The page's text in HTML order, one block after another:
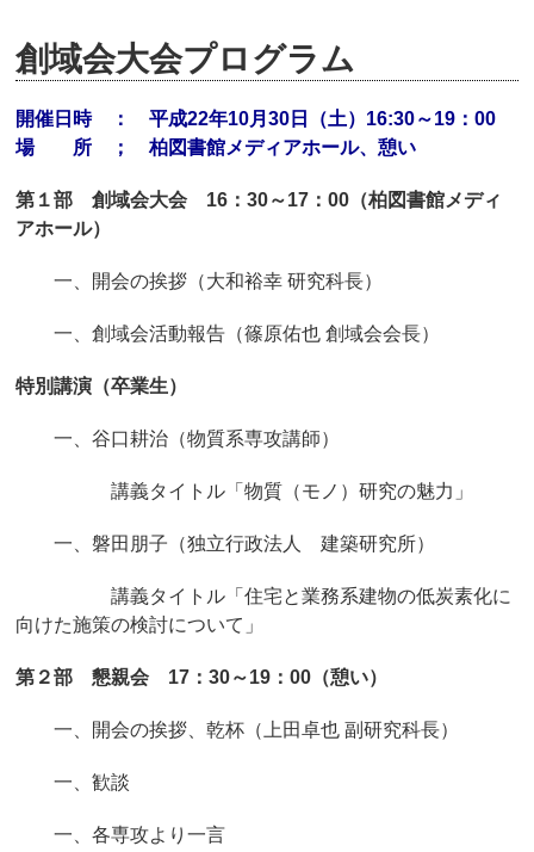
創域会大会プログラム
開催日時 ： 平成22年10月30日（土）16:30～19：00
場 所 ； 柏図書館メディアホール、憩い
第１部 創域会大会 16：30～17：00（柏図書館メディ
アホール）
一、開会の挨拶（大和裕幸 研究科長）
一、創域会活動報告（篠原佑也 創域会会長）
特別講演（卒業生）
一、谷口耕治（物質系専攻講師）
講義タイトル「物質（モノ）研究の魅力」
一、磐田朋子（独立行政法人 建築研究所）
講義タイトル「住宅と業務系建物の低炭素化に
向けた施策の検討について」
第２部 懇親会 17：30～19：00（憩い）
一、開会の挨拶、乾杯（上田卓也 副研究科長）
一、歓談
一、各専攻より一言